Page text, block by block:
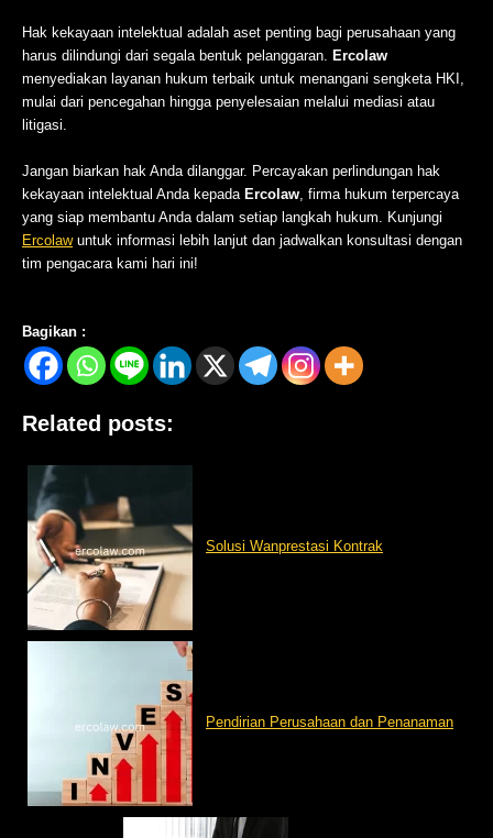
Hak kekayaan intelektual adalah aset penting bagi perusahaan yang
harus dilindungi dari segala bentuk pelanggaran. Ercolaw
menyediakan layanan hukum terbaik untuk menangani sengketa HKI,
mulai dari pencegahan hingga penyelesaian melalui mediasi atau
litigasi.
Jangan biarkan hak Anda dilanggar. Percayakan perlindungan hak
kekayaan intelektual Anda kepada Ercolaw , firma hukum terpercaya
yang siap membantu Anda dalam setiap langkah hukum. Kunjungi
Ercolawuntuk informasi lebih lanjut dan jadwalkan konsultasi dengan
tim pengacara kami hari ini!
Bagikan :
Related posts:
Solusi Wanprestasi Kontrak
Pendirian Perusahaan dan Penanaman